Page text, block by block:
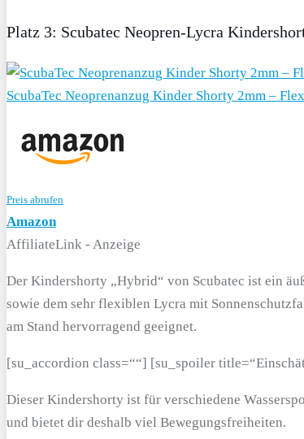
Platz 3: Scubatec Neopren-Lycra
ScubaTec Neoprenanzug Kinder Shorty 2mm –
Preis abrufen
Amazon
AffiliateLink - Anzeige
Der Kindershorty „Hybrid“ von Scubatec ist ein
sowie dem sehr flexiblen Lycra mit
am Stand hervorragend geeignet.
[su_accordion class=““] [su_spoiler
Dieser Kindershorty ist für verschiedene
und bietet dir deshalb viel Bewegungsfreiheiten.